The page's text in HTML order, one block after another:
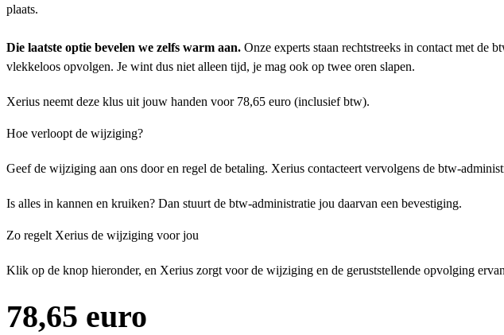
plaats.
Die laatste optie bevelen we zelfs warm aan. Onze experts staan rechtstreeks in contact met de
vlekkeloos opvolgen. Je wint dus niet alleen tijd, je mag ook op twee oren slapen.
Xerius neemt deze klus uit jouw handen voor 78,65 euro (inclusief btw).
Hoe verloopt de wijziging?
Geef de wijziging aan ons door en regel de betaling. Xerius contacteert vervolgens de btw-
Is alles in kannen en kruiken? Dan stuurt de btw-administratie jou daarvan een bevestiging.
Zo regelt Xerius de wijziging voor jou
Klik op de knop hieronder, en Xerius zorgt voor de wijziging en de geruststellende opvolging
78,65 euro